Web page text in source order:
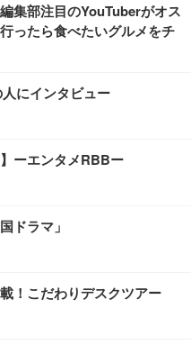
集部注目のYouTuberがオス
ったら食べたいグルメをチ
にインタビュー
ーエンタメRBBー
ドラマ」
！こだわりデスクツアー